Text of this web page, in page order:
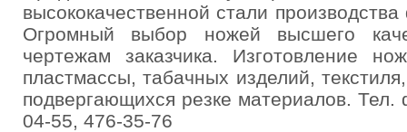
высококачественной стали
Огромный выбор ножей высшего
чертежам заказчика. Изготовление
пластмассы, табачных изделий,
подвергающихся резке материалов.
04-55, 476-35-76